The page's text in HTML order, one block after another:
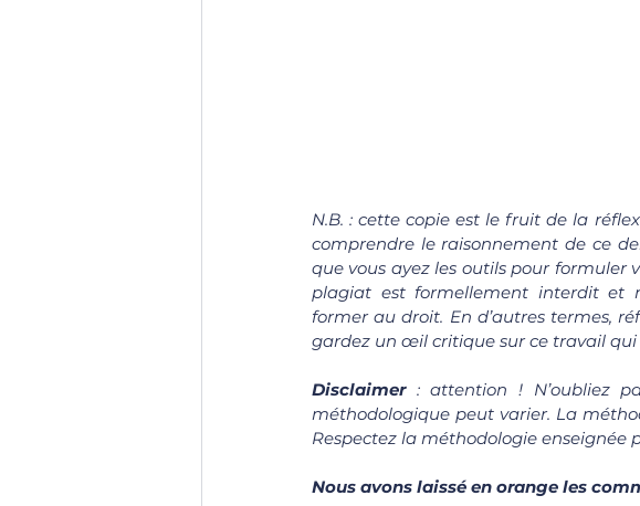
N.B. : cette copie est le fruit de la
comprendre le raisonnement de ce
que vous ayez les outils pour formuler
plagiat est formellement interdit et
former au droit. En d’autres termes,
gardez un œil critique sur ce travail qui
Disclaimer : attention ! N’oubliez
méthodologique peut varier. La
Respectez la méthodologie enseignée
Nous avons laissé en orange les